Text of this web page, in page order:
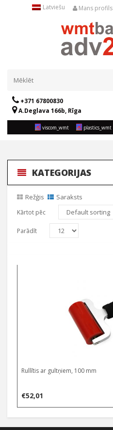
Latviešu Mans profils
+371 67800830
A.Deglava 166b, Rīga
viscom_wmt plastics_wmt
KATEGORIJAS
Režģis Saraksts
Kārtot pēc
Parādīt
Rullītis ar gultņiem, 100 mm
€52,01